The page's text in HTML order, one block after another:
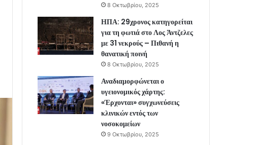
8 Οκτωβρίου, 2025
ΗΠΑ: 29χρονος κατηγορείται
για τη φωτιά στο Λος Άντζελες
με 31 νεκρούς – Πιθανή η
θανατική ποινή
8 Οκτωβρίου, 2025
Αναδιαμορφώνεται ο
υγειονομικός χάρτης:
«Έρχονται» συγχωνεύσεις
κλινικών εντός των
νοσοκομείων
9 Οκτωβρίου, 2025